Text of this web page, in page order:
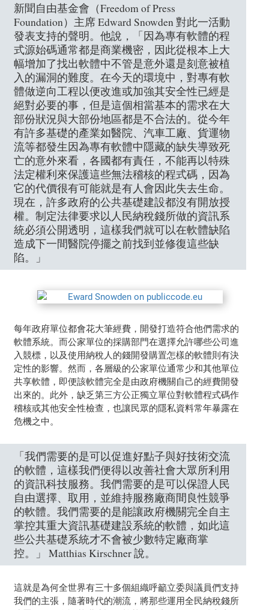
新聞自由基金會（Freedom of Press
Foundation）主席 Edward Snowden 對此一活動
發表支持的聲明。他說，「因為專有軟體的程
式源始碼通常都是商業機密，因此從根本上大
幅增加了找出軟體中不管是意外還是刻意被植
入的漏洞的難度。在今天的環境中，對專有軟
體做逆向工程以便改進或加強其安全性已經是
絕對必要的事，但是這個相當基本的需求在大
部份狀況與大部份地區都是不合法的。從今年
有許多基礎的產業如醫院、汽車工廠、貨運物
流等都發生因為專有軟體中隱藏的缺失導致死
亡的意外來看，各國都有責任，不能再以特殊
法定權利來保護這些無法稽核的程式碼，因為
它的代價很有可能就是有人會因此失去生命。
現在，許多政府的公共基礎建設都沒有開放授
權。制定法律要求以人民納稅錢所做的資訊系
統必須公開透明，這樣我們就可以在軟體缺陷
造成下一間醫院停擺之前找到並修復這些缺
陷。」
每年政府單位都會花大筆經費，開發打造符合他們需求的
軟體系統。而公家單位的採購部門在選擇允許哪些公司進
入競標，以及使用納稅人的錢開發購置怎樣的軟體則有決
定性的影響。然而，各層級的公家單位通常少和其他單位
共享軟體，即便該軟體完全是由政府機關自己的經費開發
出來的。此外，缺乏第三方公正獨立單位對軟體程式碼作
稽核或其他安全性檢查，也讓民眾的隱私資料常年暴露在
危機之中。
「我們需要的是可以促進好點子與好技術交流
的軟體，這樣我們便得以改善社會大眾所利用
的資訊科技服務。我們需要的是可以保證人民
自由選擇、取用，並維持服務廠商間良性競爭
的軟體。我們需要的是能讓政府機關完全自主
掌控其重大資訊基礎建設系統的軟體，如此這
些公共基礎系統才不會被少數特定廠商掌
控。」 Matthias Kirschner 說。
這就是為何全世界有三十多個組織呼籲立委與議員們支持
我們的主張，隨著時代的潮流，將那些運用全民納稅錢所